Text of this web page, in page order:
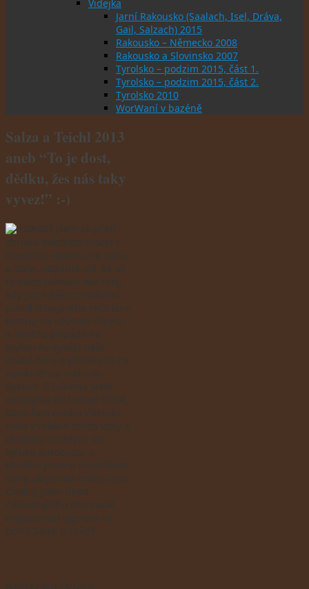
Videjka
Jarní Rakousko (Saalach, Isel, Dráva,
Gail, Salzach) 2015
Rakousko – Německo 2008
Rakousko a Slovinsko 2007
Tyrolsko – podzim 2015, část 1.
Tyrolsko – podzim 2015, část 2.
Tyrolsko 2010
WorWaní v bazéně
Salza a Teichl 2013
aneb “To je dost,
dědku, žes nás taky
vyvez!” :-)